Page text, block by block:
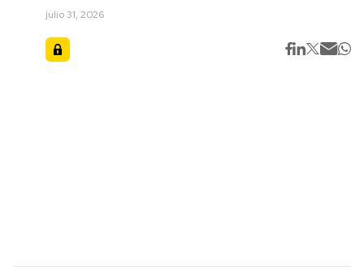
julio 31, 2026